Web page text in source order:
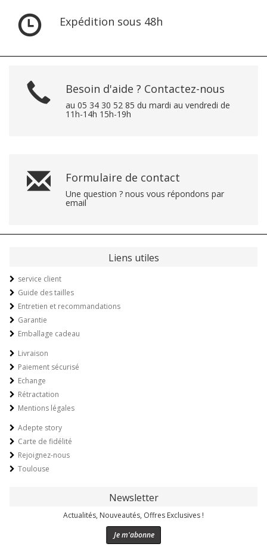
Expédition sous 48h
Besoin d'aide ? Contactez-nous
au 05 34 30 52 85 du mardi au vendredi de
11h-14h 15h-19h
Formulaire de contact
Une question ? nous vous répondons par
email
Liens utiles
service client
Guide des tailles
Entretien et recommandations
Garantie
Emballage cadeau
Livraison
Paiement sécurisé
Echange
Rétractation
Mentions légales
Adepte story
Carte de fidélité
Rejoignez-nous
Toulouse
Newsletter
Actualités, Nouveautés, Offres Exclusives !
Je m'abonne